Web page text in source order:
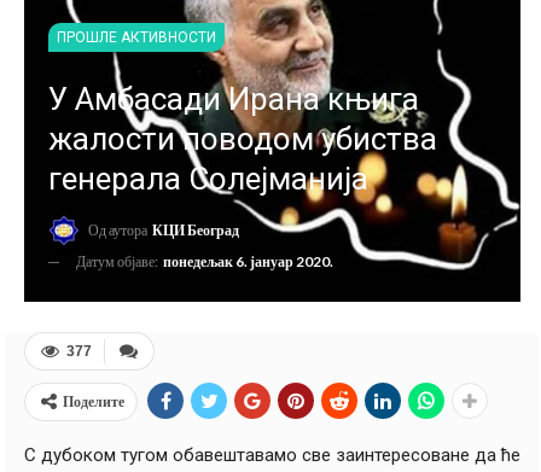
ПРОШЛЕ АКТИВНОСТИ
У Амбасади Ирана књига
жалости поводом убиства
генерала Солејманија
Од аутора КЦИ Београд
Датум објаве: понедељак 6. јануар 2020.
377
Поделите
С дубоком тугом обавештавамо све заинтересоване да ће